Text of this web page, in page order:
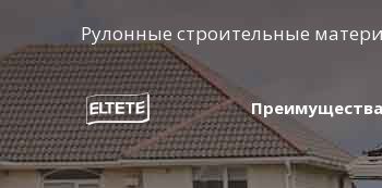
Рулонные строительные
Преимущества